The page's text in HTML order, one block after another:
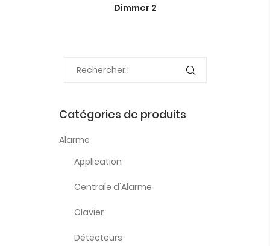
Dimmer 2
Catégories de produits
Alarme
Application
Centrale d'Alarme
Clavier
Détecteurs